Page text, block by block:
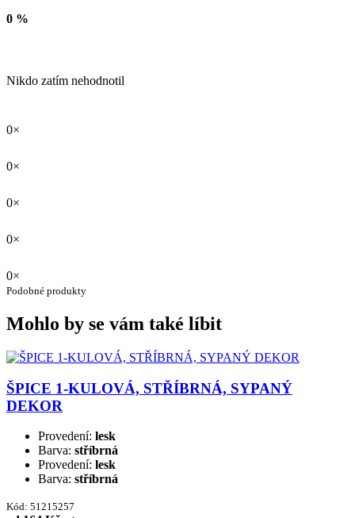
0 %
Nikdo zatím nehodnotil
0×
0×
0×
0×
0×
Podobné produkty
Mohlo by se vám také líbit
ŠPICE 1-KULOVÁ, STŘÍBRNÁ, SYPANÝ
DEKOR
Provedení: lesk
Barva: stříbrná
Provedení: lesk
Barva: stříbrná
Kód: 51215257